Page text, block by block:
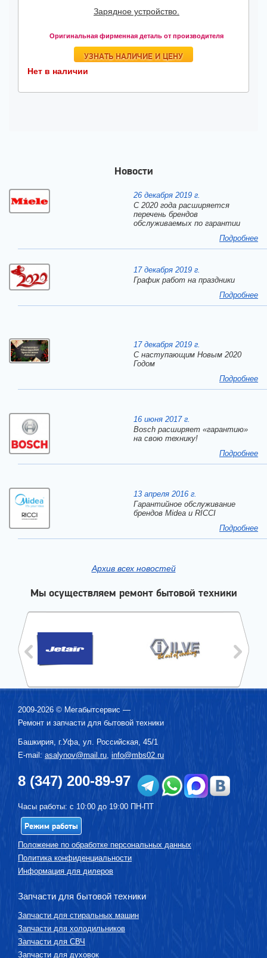
Зарядное устройство.
Оригинальная фирменная деталь от производителя
УЗНАТЬ НАЛИЧИЕ И ЦЕНУ
Нет в наличии
Новости
26 декабря 2019 г.
С 2020 года расширяется
перечень брендов
обслуживаемых по гарантии
Подробнее
17 декабря 2019 г.
График работ на праздники
Подробнее
17 декабря 2019 г.
C наступающим Новым 2020
Годом
Подробнее
16 июня 2017 г.
Bosch расширяет «гарантию»
на свою технику!
Подробнее
13 апреля 2016 г.
Гарантийное обслуживание
брендов Midea и RICCI
Подробнее
Архив всех новостей
Мы осуществляем ремонт бытовой техники
2009-2026 © Мегабытсервис —
Ремонт и запчасти для бытовой техники
Башкирия, г.Уфа, ул. Российская, 45/1
E-mail: asalynov@mail.ru, info@mbs02.ru
8 (347) 200-89-97
Часы работы: с 10:00 до 19:00 ПН-ПТ
Режим работы
Положение по обработке персональных данных
Политика конфиденциальности
Информация для дилеров
Запчасти для бытовой техники
Запчасти для стиральных машин
Запчасти для холодильников
Запчасти для СВЧ
Запчасти для духовок